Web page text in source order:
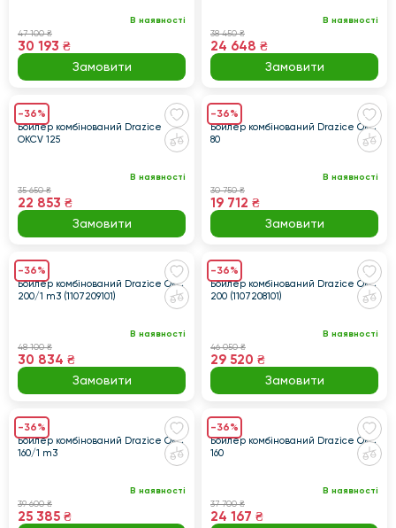
В наявності
47 100 ₴
30 193 ₴
Замовити
В наявності
38 450 ₴
24 648 ₴
Замовити
-36%
Бойлер комбінований Drazice
OKCV 125
В наявності
35 650 ₴
22 853 ₴
Замовити
-36%
Бойлер комбінований Drazice OKC
80
В наявності
30 750 ₴
19 712 ₴
Замовити
-36%
Бойлер комбінований Drazice OKC
200/1 m3 (1107209101)
В наявності
48 100 ₴
30 834 ₴
Замовити
-36%
Бойлер комбінований Drazice OKC
200 (1107208101)
В наявності
46 050 ₴
29 520 ₴
Замовити
-36%
Бойлер комбінований Drazice OKC
160/1 m3
В наявності
39 600 ₴
25 385 ₴
-36%
Бойлер комбінований Drazice OKC
160
В наявності
37 700 ₴
24 167 ₴